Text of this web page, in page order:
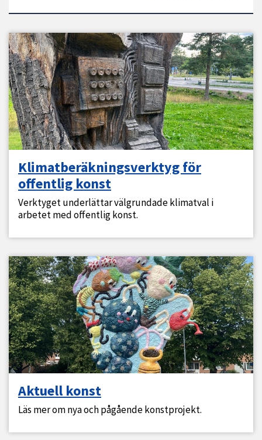
Klimatberäkningsverktyg för
offentlig konst
Verktyget underlättar välgrundade klimatval i
arbetet med offentlig konst.
Aktuell konst
Läs mer om nya och pågående konstprojekt.